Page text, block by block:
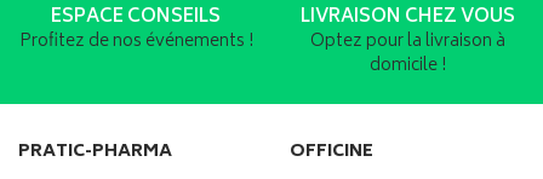
ESPACE CONSEILS
Profitez de nos événements !
LIVRAISON CHEZ VOUS
Optez pour la livraison à
domicile !
PRATIC-PHARMA OFFICINE